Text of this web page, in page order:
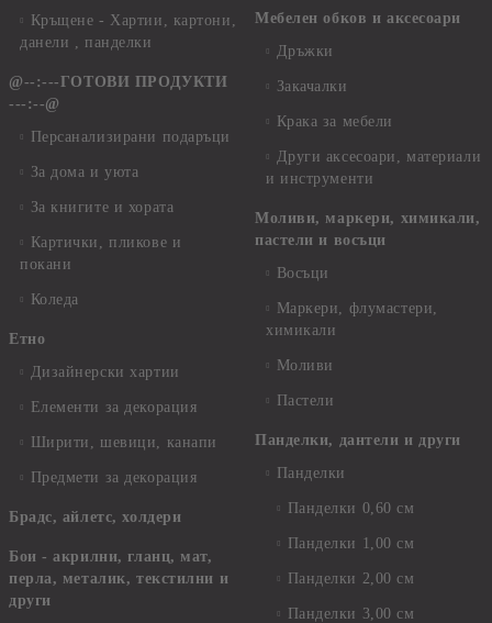
Кръщене - Хартии, картони,
данели , панделки
@--:---ГОТОВИ ПРОДУКТИ
---:--@
Персанализирани подаръци
За дома и уюта
За книгите и хората
Картички, пликове и
покани
Коледа
Етно
Дизайнерски хартии
Елементи за декорация
Ширити, шевици, канапи
Предмети за декорация
Брадс, айлетс, холдери
Бои - акрилни, гланц, мат,
перла, металик, текстилни и
други
Мебелен обков и аксесоари
Дръжки
Закачалки
Крака за мебели
Други аксесоари, материали
и инструменти
Моливи, маркери, химикали,
пастели и восъци
Восъци
Маркери, флумастери,
химикали
Моливи
Пастели
Панделки, дантели и други
Панделки
Панделки 0,60 см
Панделки 1,00 см
Панделки 2,00 см
Панделки 3,00 см